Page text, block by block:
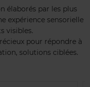
élaborés par les plus
expérience sensorielle
visibles.
pour répondre à
solutions ciblées.